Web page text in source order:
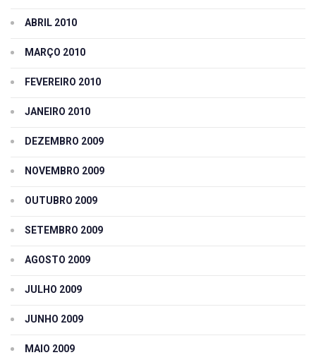
ABRIL 2010
MARÇO 2010
FEVEREIRO 2010
JANEIRO 2010
DEZEMBRO 2009
NOVEMBRO 2009
OUTUBRO 2009
SETEMBRO 2009
AGOSTO 2009
JULHO 2009
JUNHO 2009
MAIO 2009